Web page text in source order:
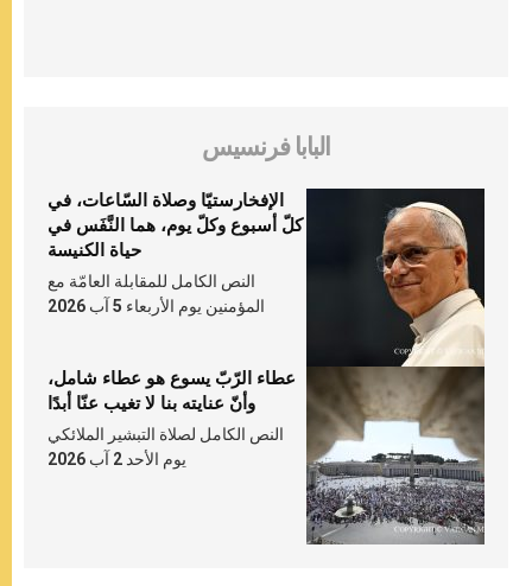
البابا فرنسيس
الإفخارستيّا وصلاة السّاعات، في
كلّ أسبوع وكلّ يوم، هما النَّفَس في
حياة الكنيسة
النص الكامل للمقابلة العامّة مع
المؤمنين يوم الأربعاء 5 آب 2026
عطاء الرّبّ يسوع هو عطاء شامل،
وأنّ عنايته بنا لا تغيب عنّا أبدًا
النص الكامل لصلاة التبشير الملائكي
يوم الأحد 2 آب 2026